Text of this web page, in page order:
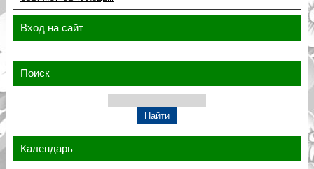
Вход на сайт
Поиск
Календарь